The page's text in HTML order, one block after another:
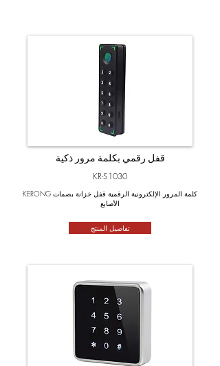
قفل رقمي بكلمة مرور ذكية
KR-S1030
KERONG كلمة المرور الإلكترونية الرقمية قفل خزانة بصمات
الأصابع
تفاصيل المنتج